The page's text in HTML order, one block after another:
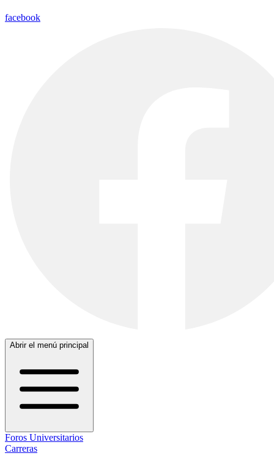
facebook
Abrir el menú principal
Foros Universitarios
Carreras